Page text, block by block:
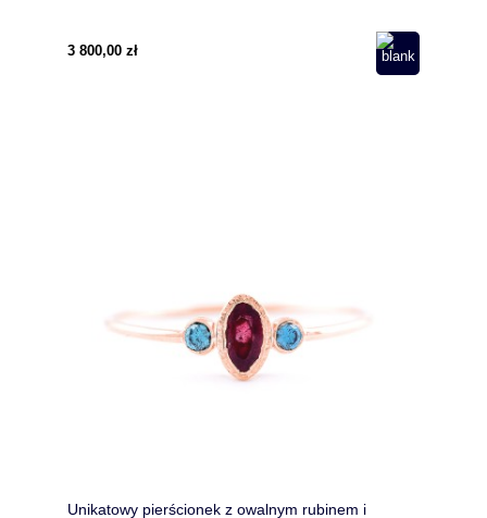
3 800,00 zł
Unikatowy pierścionek z owalnym rubinem i